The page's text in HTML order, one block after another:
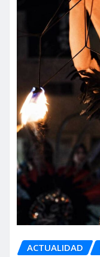
ACTUALIDAD